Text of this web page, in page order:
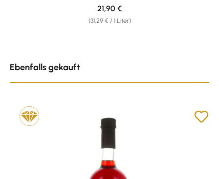
(31,29 € / 1 Liter)
Regulärer Preis:
21,90 €
Ebenfalls gekauft